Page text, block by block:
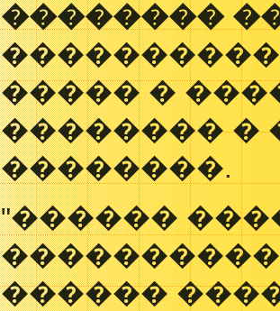
��������
����� �
�������� �
��������.
"������
������